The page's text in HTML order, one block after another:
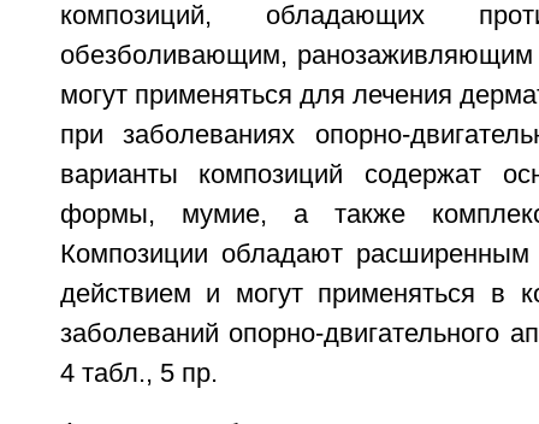
композиций, обладающих
обезболивающим, ранозаживляющим
могут применяться для лечения
при заболеваниях опорно-
варианты композиций содержат
формы, мумие, а также
Композиции обладают расширенным
действием и могут применяться в
заболеваний опорно-двигательного
4 табл., 5 пр.